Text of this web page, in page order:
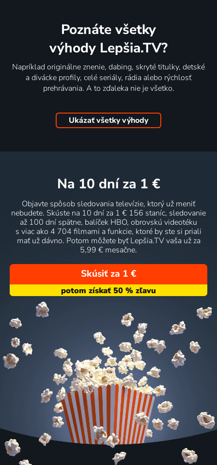
Poznáte všetky
výhody Lepšia.TV?
Napríklad originálne znenie, dabing, skryté titulky, detské
a divácke profily, celé seriály, rádia alebo rýchlosť
prehrávania. A to zďaleka nie je všetko.
Ukázať všetky výhody
na 10 dní za 1 €
Objavte spôsob sledovania televízie, ktorý už meniť
nebudete. Skúste na 10 dní za 1 € 156 staníc, sledovanie
až 100 dní spätne, balíček HBO, obrovskú videotéku
s viac ako 4 704 filmami a funkcie, ktoré by ste si priali
mať už dávno. Potom môžete byť Lepšia.TV vaša už za
5,99 € mesačne.
Skúsiť za 1 €